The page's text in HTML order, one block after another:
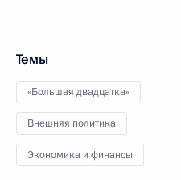
Темы
«Большая двадцатка»
Внешняя политика
Экономика и финансы